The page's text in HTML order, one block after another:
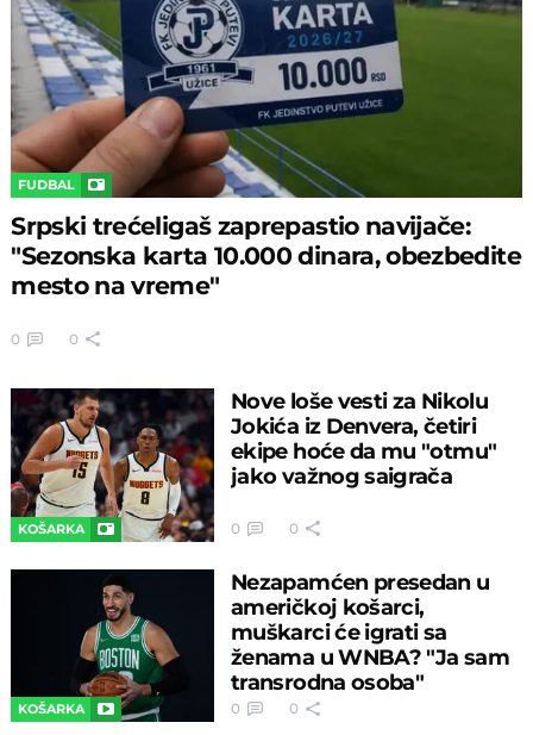
FUDBAL
Srpski trećeligaš zaprepastio navijače:
"Sezonska karta 10.000 dinara, obezbedite
mesto na vreme"
0 0
KOŠARKA
Nove loše vesti za Nikolu
Jokića iz Denvera, četiri
ekipe hoće da mu "otmu"
jako važnog saigrača
0 0
KOŠARKA
Nezapamćen presedan u
američkoj košarci,
muškarci će igrati sa
ženama u WNBA? "Ja sam
transrodna osoba"
0 0